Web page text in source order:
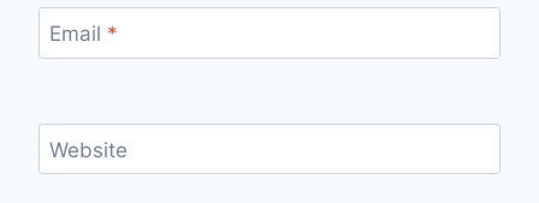
Email *
Website